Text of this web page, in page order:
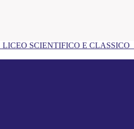
LICEO SCIENTIFICO E CLASSICO